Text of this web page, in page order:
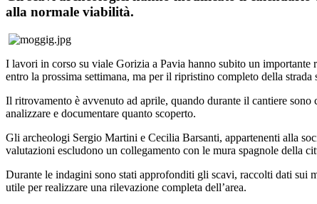
alla normale viabilità.
I lavori in corso su viale Gorizia a Pavia hanno subito un
entro la prossima settimana, ma per il ripristino completo della
Il ritrovamento è avvenuto ad aprile, quando durante il cantiere
analizzare e documentare quanto scoperto.
Gli archeologi Sergio Martini e Cecilia Barsanti, appartenenti alla
valutazioni escludono un collegamento con le mura spagnole della
Durante le indagini sono stati approfonditi gli scavi, raccolti dati sui
utile per realizzare una rilevazione completa dell’area.